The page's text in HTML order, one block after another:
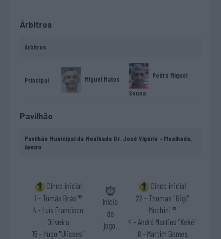
Árbitros
Árbitros
Principal Miguel Matos Pedro Miguel
Sousa
Pavilhão
Pavilhão Municipal da Mealhada Dr. José Vigário - Mealhada,
Aveiro
Cinco inicial
1 - Tomás Brás ®
4 - Luís Francisco
Oliveira
15 - Hugo "Ulisses"
Início
do
jogo.
Cinco inicial
22 - Thomas "Gigi"
Mechini ®
4 - André Martins "Keké"
8 - Martim Gomes